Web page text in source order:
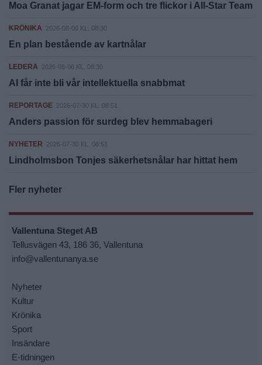
Moa Granat jagar EM-form och tre flickor i All-Star Team
KRÖNIKA 2026-08-06 KL. 08:30
En plan bestående av kartnålar
LEDERA 2026-08-06 KL. 08:30
AI får inte bli vår intellektuella snabbmat
REPORTAGE 2026-07-30 KL. 08:51
Anders passion för surdeg blev hemmabageri
NYHETER 2026-07-30 KL. 08:51
Lindholmsbon Tonjes säkerhetsnålar har hittat hem
Fler nyheter
Vallentuna Steget AB
Tellusvägen 43, 186 36, Vallentuna
info@vallentunanya.se
Nyheter
Kultur
Krönika
Sport
Insändare
E-tidningen